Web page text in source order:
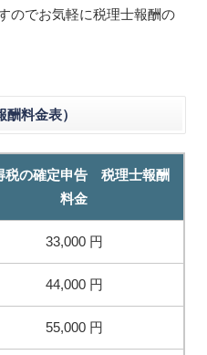
のでお気軽に税理士報酬の
料金表）
税の確定申告 税理士報酬
料金
33,000 円
44,000 円
55,000 円